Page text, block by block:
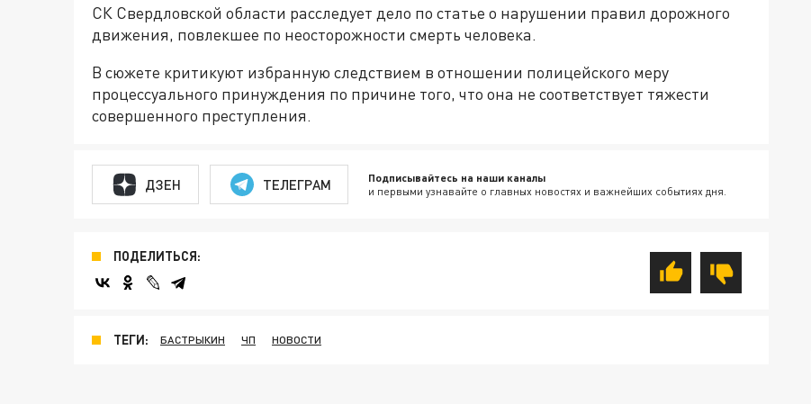
СК Свердловской области расследует дело по статье о нарушении правил дорожного
движения, повлекшее по неосторожности смерть человека.
В сюжете критикуют избранную следствием в отношении полицейского меру
процессуального принуждения по причине того, что она не соответствует тяжести
совершенного преступления.
ДЗЕН ТЕЛЕГРАМ Подписывайтесь на наши каналы
и первыми узнавайте о главных новостях и важнейших событиях дня.
ПОДЕЛИТЬСЯ:
ТЕГИ: БАСТРЫКИН ЧП НОВОСТИ